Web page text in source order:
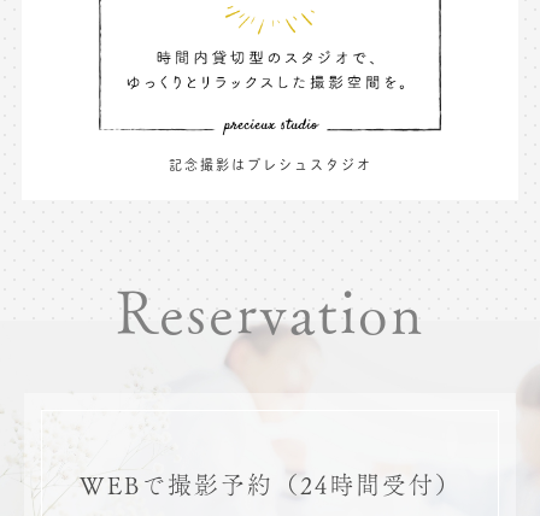
記念撮影はプレシュスタジオ
Reservation
WEBで撮影予約 （24時間受付）